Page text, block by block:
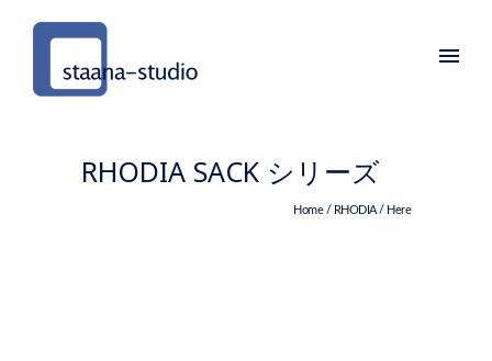
RHODIA SACK シリーズ
Home/ RHODIA/ Here